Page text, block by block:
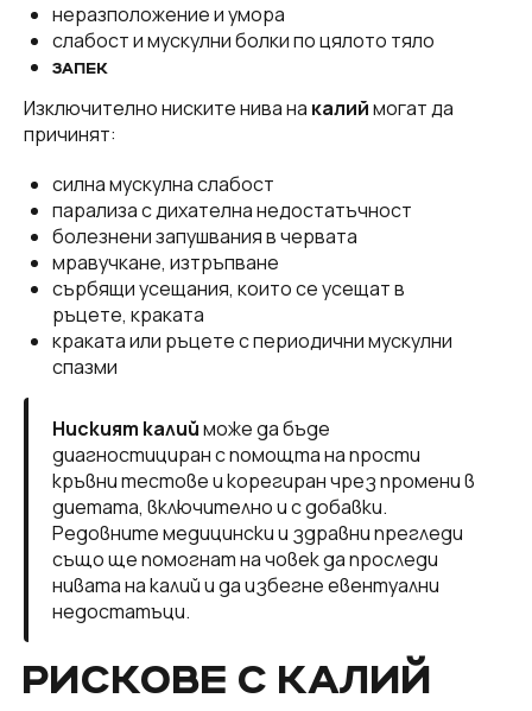
неразположение и умора
слабост и мускулни болки по цялото тяло
ЗАПЕК
Изключително ниските нива на калиймогат да
причинят:
силна мускулна слабост
парализа с дихателна недостатъчност
болезнени запушвания в червата
мравучкане, изтръпване
сърбящи усещания, които се усещат в
ръцете, краката
краката или ръцете с периодични мускулни
спазми
Ниският калийможе да бъде
диагностициран с помощта на прости
кръвни тестове и корегиран чрез промени в
диетата, включително и с добавки.
Редовните медицински и здравни прегледи
също ще помогнат на човек да проследи
нивата на калий и да избегне евентуални
недостатъци.
РИСКОВЕ С КАЛИЙ